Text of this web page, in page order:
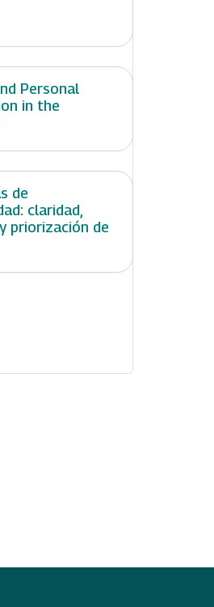
Personal
in the
de
claridad,
priorización de